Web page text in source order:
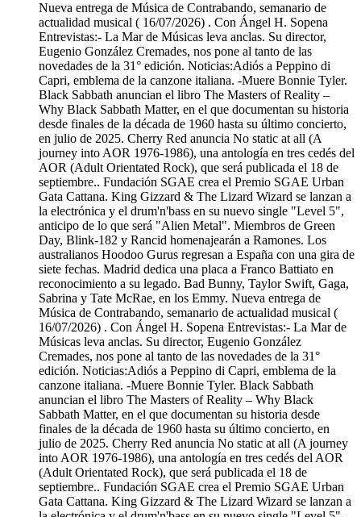
Nueva entrega de Música de Contrabando, semanario de
actualidad musical ( 16/07/2026) . Con Ángel H. Sopena
Entrevistas:- La Mar de Músicas leva anclas. Su director,
Eugenio González Cremades, nos pone al tanto de las
novedades de la 31° edición. Noticias:Adiós a Peppino di
Capri, emblema de la canzone italiana. -Muere Bonnie Tyler.
Black Sabbath anuncian el libro The Masters of Reality –
Why Black Sabbath Matter, en el que documentan su historia
desde finales de la década de 1960 hasta su último concierto,
en julio de 2025. Cherry Red anuncia No static at all (A
journey into AOR 1976-1986), una antología en tres cedés del
AOR (Adult Orientated Rock), que será publicada el 18 de
septiembre.. Fundación SGAE crea el Premio SGAE Urban
Gata Cattana. King Gizzard & The Lizard Wizard se lanzan a
la electrónica y el drum'n'bass en su nuevo single "Level 5",
anticipo de lo que será "Alien Metal". Miembros de Green
Day, Blink-182 y Rancid homenajearán a Ramones. Los
australianos Hoodoo Gurus regresan a España con una gira de
siete fechas. Madrid dedica una placa a Franco Battiato en
reconocimiento a su legado. Bad Bunny, Taylor Swift, Gaga,
Sabrina y Tate McRae, en los Emmy. Nueva entrega de
Música de Contrabando, semanario de actualidad musical (
16/07/2026) . Con Ángel H. Sopena Entrevistas:- La Mar de
Músicas leva anclas. Su director, Eugenio González
Cremades, nos pone al tanto de las novedades de la 31°
edición. Noticias:Adiós a Peppino di Capri, emblema de la
canzone italiana. -Muere Bonnie Tyler. Black Sabbath
anuncian el libro The Masters of Reality – Why Black
Sabbath Matter, en el que documentan su historia desde
finales de la década de 1960 hasta su último concierto, en
julio de 2025. Cherry Red anuncia No static at all (A journey
into AOR 1976-1986), una antología en tres cedés del AOR
(Adult Orientated Rock), que será publicada el 18 de
septiembre.. Fundación SGAE crea el Premio SGAE Urban
Gata Cattana. King Gizzard & The Lizard Wizard se lanzan a